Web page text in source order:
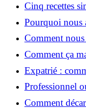
Cinq recettes
maison
Pourquoi nous
atelier et ce
Comment nous
3 mois au lieu
Comment ça
même et nous
Expatrié :
et rénover votre
Professionnel
pour votre
Comment